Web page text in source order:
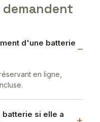
demandent
d'une batterie
en ligne,
si elle a